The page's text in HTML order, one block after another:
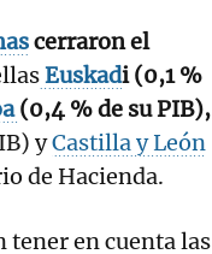
cerraron el
Euskadi (0,1 %
(0,4 % de su PIB),
yCastilla y León
de Hacienda.
tener en cuenta las